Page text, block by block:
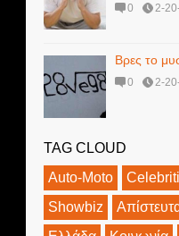
0 2-
Βρες το
0 2-
TAG CLOUD
Auto-Moto
Showbiz